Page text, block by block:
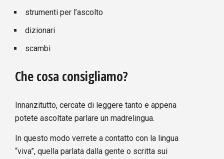
strumenti per l’ascolto
dizionari
scambi
Che cosa consigliamo?
Innanzitutto, cercate di leggere tanto e appena
potete ascoltate parlare un madrelingua.
In questo modo verrete a contatto con la lingua
“viva”, quella parlata dalla gente o scritta sui